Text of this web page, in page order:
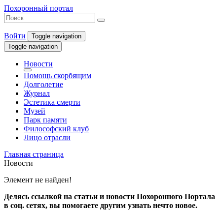
Похоронный портал
Войти
Toggle navigation
Toggle navigation
Новости
Помощь скорбящим
Долголетие
Журнал
Эстетика смерти
Музей
Парк памяти
Философский клуб
Лицо отрасли
Главная страница
Новости
Элемент не найден!
Делясь ссылкой на статьи и новости Похоронного Портала
в соц. сетях, вы помогаете другим узнать нечто новое.